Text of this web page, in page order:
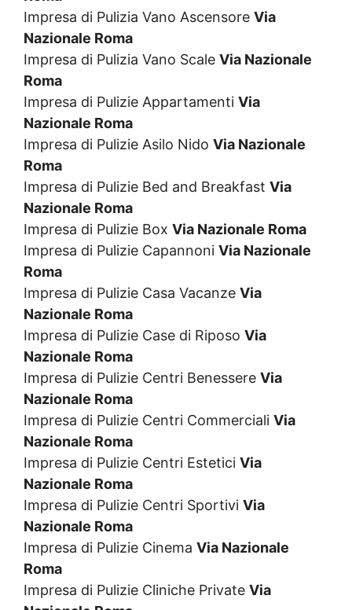
Impresa di Pulizia Vano Ascensore Via
Nazionale Roma
Impresa di Pulizia Vano Scale Via Nazionale
Roma
Impresa di Pulizie Appartamenti Via
Nazionale Roma
Impresa di Pulizie Asilo Nido Via Nazionale
Roma
Impresa di Pulizie Bed and Breakfast Via
Nazionale Roma
Impresa di Pulizie Box Via Nazionale Roma
Impresa di Pulizie Capannoni Via Nazionale
Roma
Impresa di Pulizie Casa Vacanze Via
Nazionale Roma
Impresa di Pulizie Case di Riposo Via
Nazionale Roma
Impresa di Pulizie Centri Benessere Via
Nazionale Roma
Impresa di Pulizie Centri Commerciali Via
Nazionale Roma
Impresa di Pulizie Centri Estetici Via
Nazionale Roma
Impresa di Pulizie Centri Sportivi Via
Nazionale Roma
Impresa di Pulizie Cinema Via Nazionale
Roma
Impresa di Pulizie Cliniche Private Via